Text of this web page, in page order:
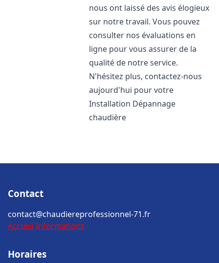
nous ont laissé des avis élogieux
sur notre travail. Vous pouvez
consulter nos évaluations en
ligne pour vous assurer de la
qualité de notre service.
N'hésitez plus, contactez-nous
aujourd'hui pour votre
Installation Dépannage
chaudière
Contact
contact@chaudiereprofessionnel-71.fr
Accueil Informations
Horaires